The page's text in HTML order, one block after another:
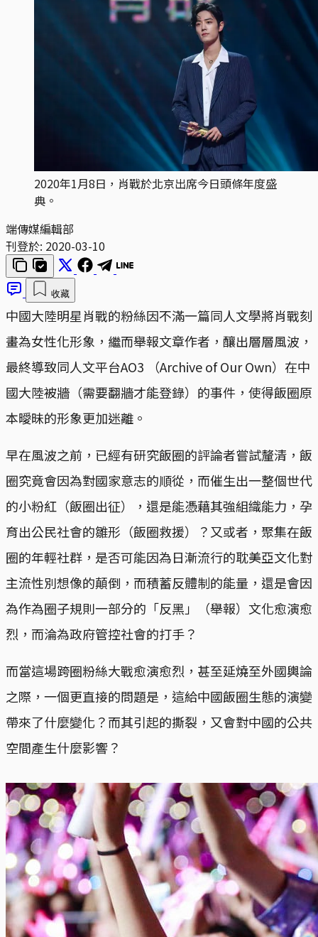
2020年1月8日，肖戰於北京出席今日頭條年度盛
典。
端傳媒編輯部
刊登於: 2020-03-10
收藏
中國大陸明星肖戰的粉絲因不滿一篇同人文學將肖戰刻
畫為女性化形象，繼而舉報文章作者，釀出層層風波，
最終導致同人文平台AO3 （Archive of Our Own）在中
國大陸被牆（需要翻牆才能登錄）的事件，使得飯圈原
本曖昧的形象更加迷離。
早在風波之前，已經有研究飯圈的評論者嘗試釐清，飯
圈究竟會因為對國家意志的順從，而催生出一整個世代
的小粉紅（飯圈出征），還是能憑藉其強組織能力，孕
育出公民社會的雛形（飯圈救援）？又或者，聚集在飯
圈的年輕社群，是否可能因為日漸流行的耽美亞文化對
主流性別想像的顛倒，而積蓄反體制的能量，還是會因
為作為圈子規則一部分的「反黑」（舉報）文化愈演愈
烈，而淪為政府管控社會的打手？
而當這場跨圈粉絲大戰愈演愈烈，甚至延燒至外國輿論
之際，一個更直接的問題是，這給中國飯圈生態的演變
帶來了什麼變化？而其引起的撕裂，又會對中國的公共
空間產生什麼影響？